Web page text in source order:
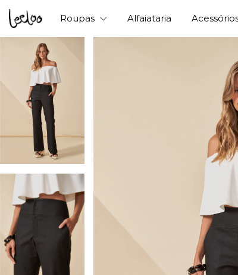
Roupas Alfaiataria